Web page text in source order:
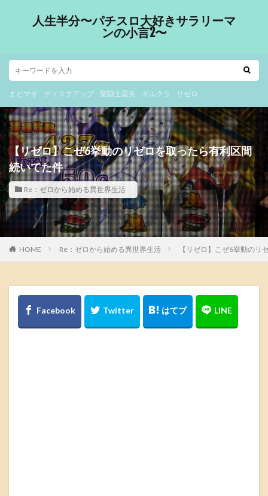
人生半分〜パチスロ大好きサラリーマ
ンの小言2〜
まどマギ ディスクアップ 聖闘士星矢 ギルクラ リゼロ
【リゼロ】こぜ6挙動のリゼロを取ったら有利区間
続いてた件
Re：ゼロから始める異世界生活
HOME Re：ゼロから始める異世界生活 【リゼロ】こぜ6挙動のリ